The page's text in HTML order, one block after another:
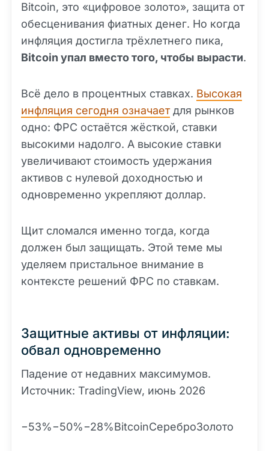
Bitcoin, это «цифровое золото», защита от
обесценивания фиатных денег. Но когда
инфляция достигла трёхлетнего пика,
Bitcoin упал вместо того, чтобы вырасти.
Всё дело в процентных ставках. Высокая
инфляция сегодня означаетдля рынков
одно: ФРС остаётся жёсткой, ставки
высокими надолго. А высокие ставки
увеличивают стоимость удержания
активов с нулевой доходностью и
одновременно укрепляют доллар.
Щит сломался именно тогда, когда
должен был защищать. Этой теме мы
уделяем пристальное внимание в
контексте решений ФРС по ставкам.
Защитные активы от инфляции:
обвал одновременно
Падение от недавних максимумов.
Источник: TradingView, июнь 2026
−53%−50%−28%BitcoinСереброЗолото